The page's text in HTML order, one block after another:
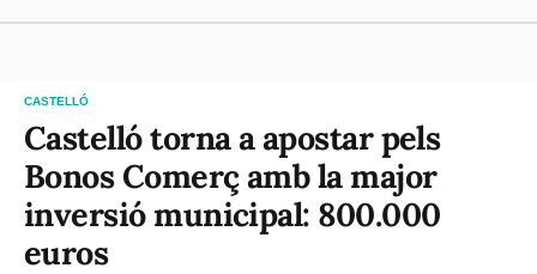
CASTELLÓ
Castelló torna a apostar pels
Bonos Comerç amb la major
inversió municipal: 800.000
euros